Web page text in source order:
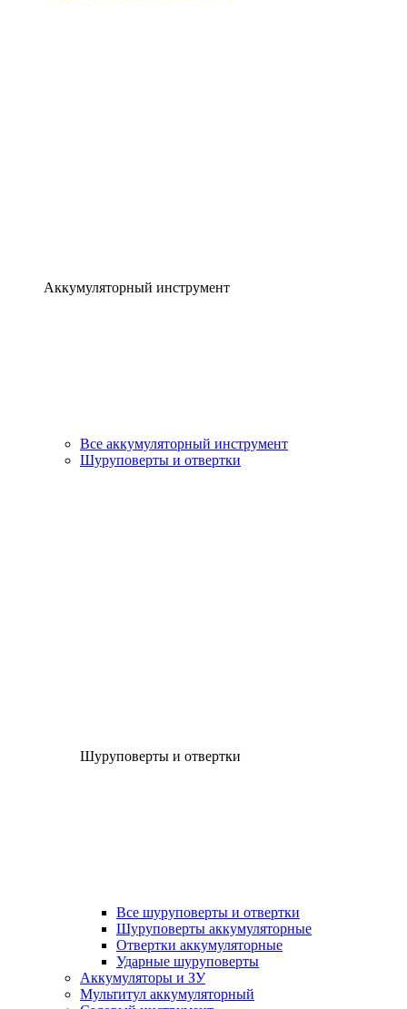
Аккумуляторный инструмент
Все аккумуляторный инструмент
Шуруповерты и отвертки
Шуруповерты и отвертки
Все шуруповерты и отвертки
Шуруповерты аккумуляторные
Отвертки аккумуляторные
Ударные шуруповерты
Аккумуляторы и ЗУ
Мультитул аккумуляторный